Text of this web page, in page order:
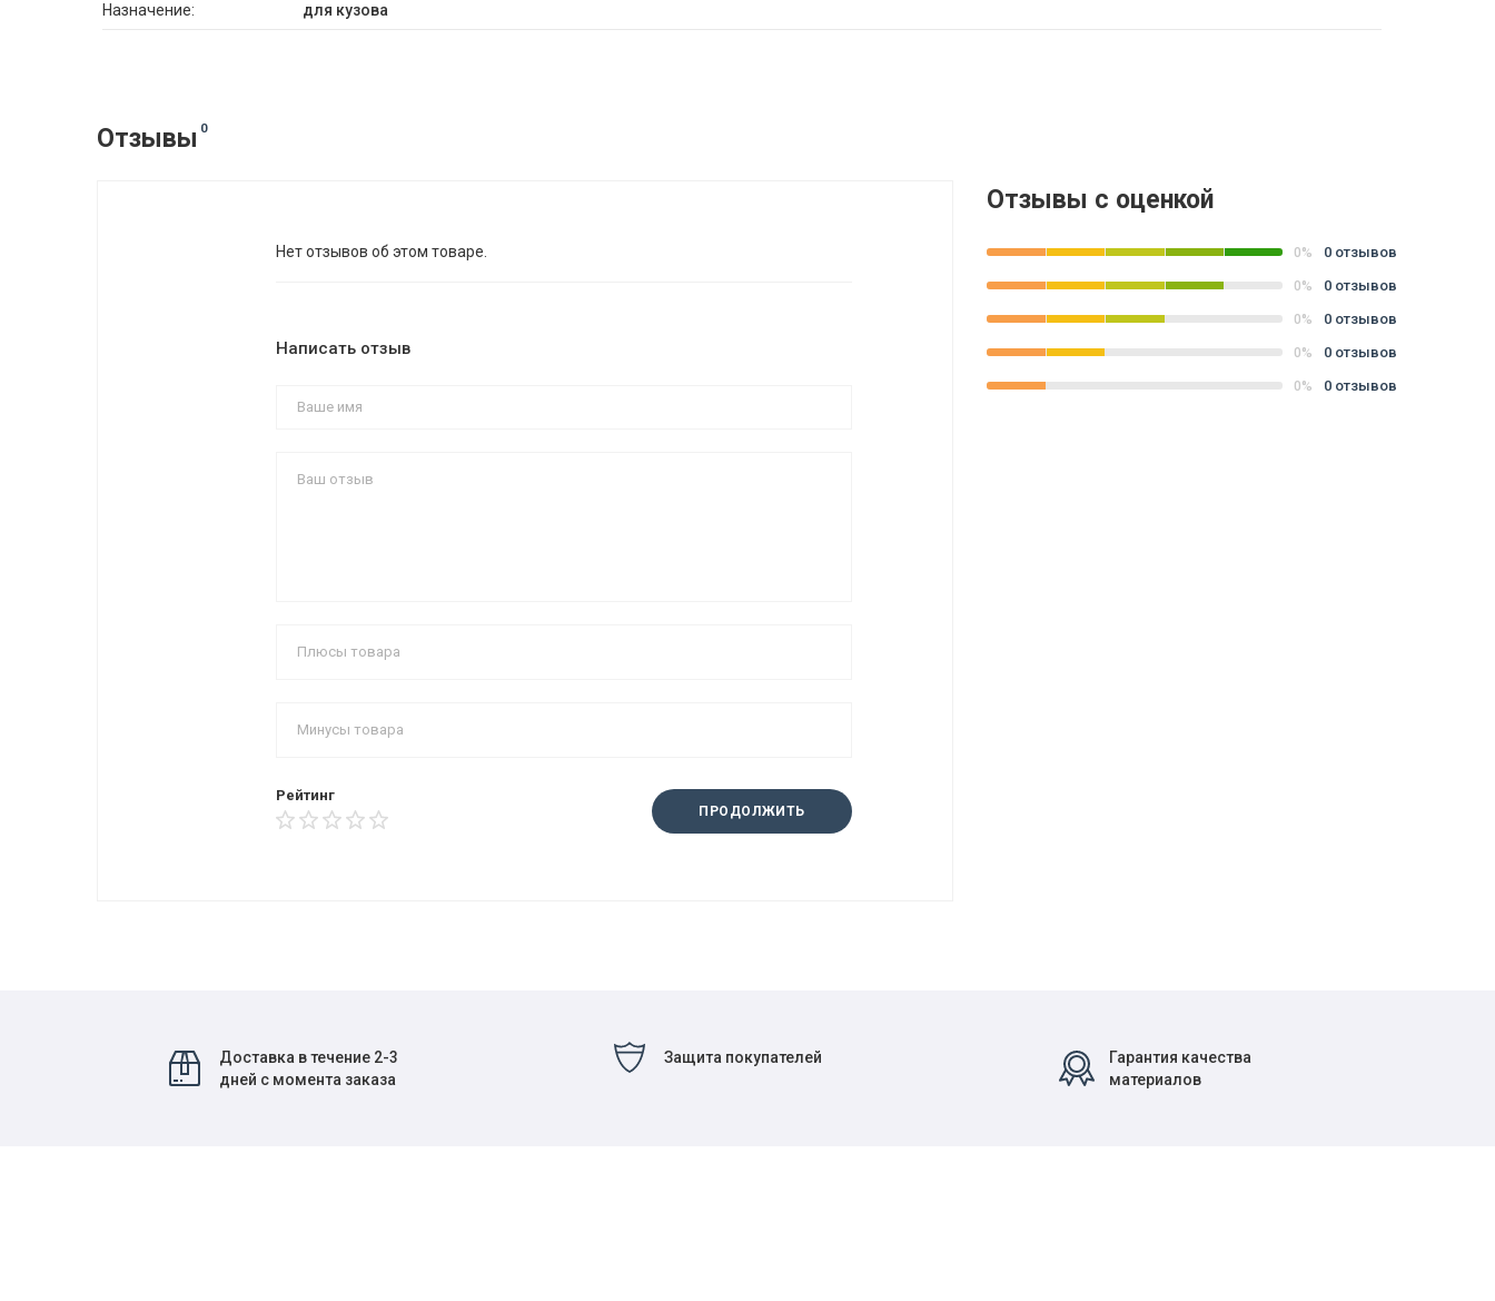
Назначение: для кузова
Отзывы 0
Нет отзывов об этом товаре.
Написать отзыв
Рейтинг
ПРОДОЛЖИТЬ
Отзывы с оценкой
0% 0 отзывов
0% 0 отзывов
0% 0 отзывов
0% 0 отзывов
0% 0 отзывов
Доставка в течение 2-3
дней с момента заказа
Защита покупателей
Гарантия качества
материалов